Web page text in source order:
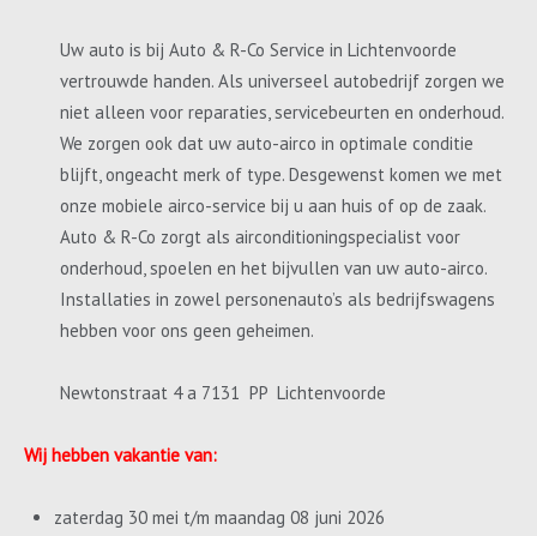
Uw auto is bij Auto & R-Co Service in Lichtenvoorde
vertrouwde handen. Als universeel autobedrijf zorgen we
niet alleen voor reparaties, servicebeurten en onderhoud.
We zorgen ook dat uw auto-airco in optimale conditie
blijft, ongeacht merk of type. Desgewenst komen we met
onze mobiele airco-service bij u aan huis of op de zaak.
Auto & R-Co zorgt als airconditioningspecialist voor
onderhoud, spoelen en het bijvullen van uw auto-airco.
Installaties in zowel personenauto’s als bedrijfswagens
hebben voor ons geen geheimen.
Newtonstraat 4 a 7131 PP Lichtenvoorde
Wij hebben vakantie van:
zaterdag 30 mei t/m maandag 08 juni 2026